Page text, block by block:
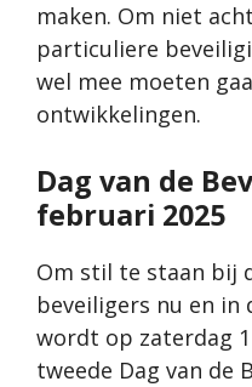
maken. Om niet
particuliere
wel mee moeten
ontwikkelingen.
Dag van de
februari 2025
Om stil te staan bij
beveiligers nu en in
wordt op zaterdag
tweede Dag van de